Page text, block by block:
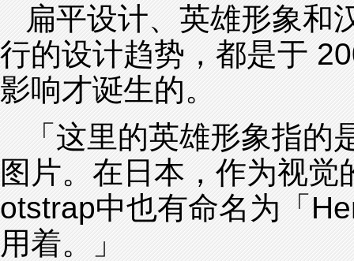
扁平设计、英雄形象和
行的设计趋势，都是于
影响才诞生的。
「这里的英雄形象指
图片。在日本，作为视
otstrap中也有命名为「
用着。」